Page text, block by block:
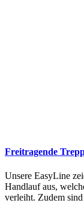
Freitragende
Unsere EasyLine
Handlauf aus,
verleiht. Zudem